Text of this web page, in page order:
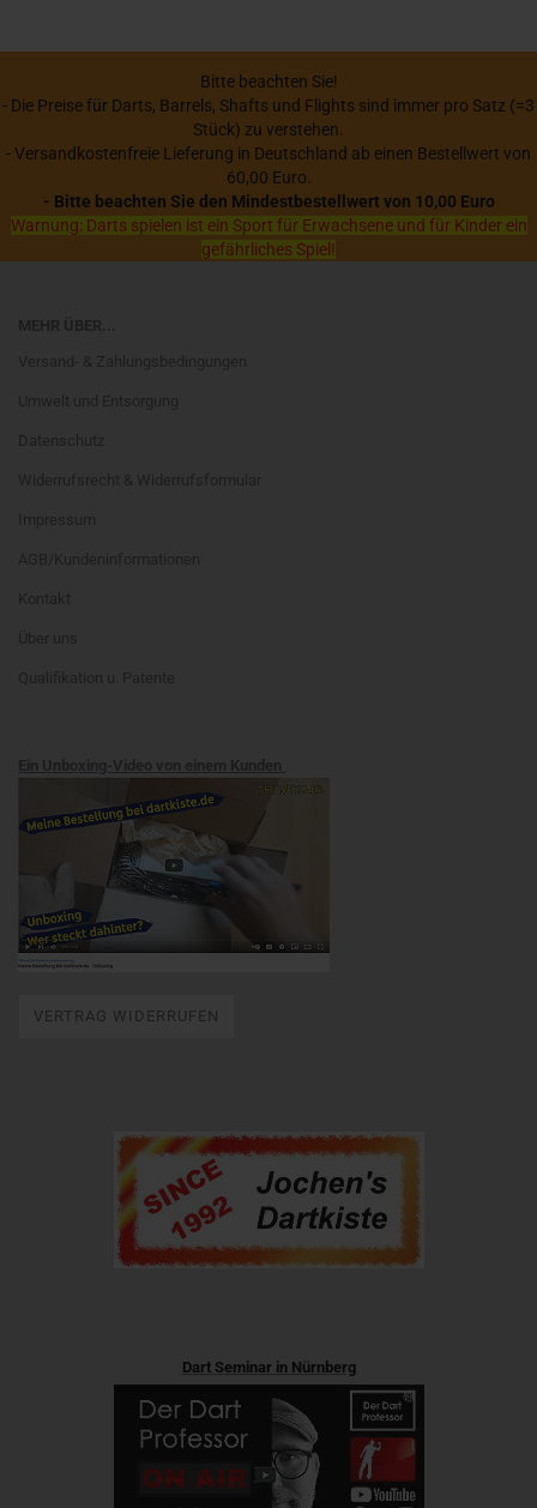
Bitte beachten Sie!
- Die Preise für Darts, Barrels, Shafts und Flights sind immer pro Satz (=3
Stück) zu verstehen.
- Versandkostenfreie Lieferung in Deutschland ab einen Bestellwert von
60,00 Euro.
- Bitte beachten Sie den Mindestbestellwert von 10,00 Euro
Warnung: Darts spielen ist ein Sport für Erwachsene und für Kinder ein
gefährliches Spiel!
VERTRAG WIDERRUFEN
Dart Seminar in Nürnberg